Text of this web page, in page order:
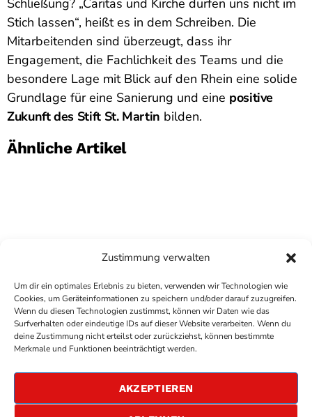
Zustimmung verwalten
Um dir ein optimales Erlebnis zu bieten, verwenden wir Technologien wie
Cookies, um Geräteinformationen zu speichern und/oder darauf zuzugreifen.
Wenn du diesen Technologien zustimmst, können wir Daten wie das
Surfverhalten oder eindeutige IDs auf dieser Website verarbeiten. Wenn du
deine Zustimmung nicht erteilst oder zurückziehst, können bestimmte
Merkmale und Funktionen beeinträchtigt werden.
AKZEPTIEREN
Stich lassen“, heißt es in dem Schreiben. Die
Mitarbeitenden sind überzeugt, dass ihr
Engagement, die Fachlichkeit des Teams und die
besondere Lage mit Blick auf den Rhein eine solide
Grundlage für eine Sanierung und eine positive
Zukunft des Stift St. Martin bilden.
Ähnliche Artikel
COPYRIGHTANTENNE BAD KREUZNACH
DATENSCHUTZERKLÄRUNG